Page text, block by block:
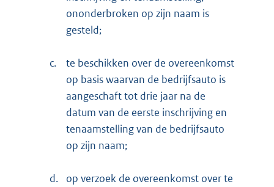
ononderbroken op zijn naam is
gesteld;
c.
te beschikken over de overeenkomst
op basis waarvan de bedrijfsauto is
aangeschaft tot drie jaar na de
datum van de eerste inschrijving en
tenaamstelling van de bedrijfsauto
op zijn naam;
d.
op verzoek de overeenkomst over te